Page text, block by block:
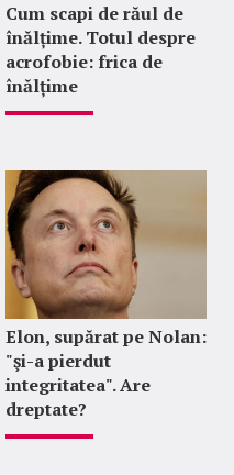
Cum scapi de răul de
înălțime. Totul despre
acrofobie: frica de
înălțime
Elon, supărat pe Nolan:
"şi-a pierdut
integritatea". Are
dreptate?